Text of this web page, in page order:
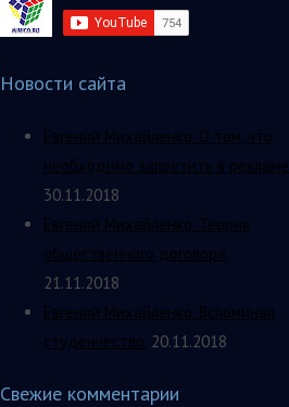
Новости сайта
Евгений Михайленко. О том, что
необходимо запретить в рекламе
30.11.2018
Евгений Михайленко. Теория
общественного договора.
21.11.2018
Евгений Михайленко. Вспоминая
студенчество. 20.11.2018
Свежие комментарии